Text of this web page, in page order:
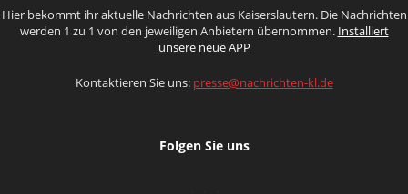
Hier bekommt ihr aktuelle Nachrichten aus Kaiserslautern. Die Nachrichten
werden 1 zu 1 von den jeweiligen Anbietern übernommen. Installiert
unsere neue APP
Kontaktieren Sie uns: presse@nachrichten-kl.de
Folgen Sie uns